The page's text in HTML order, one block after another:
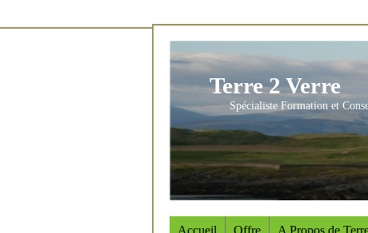
Terre 2 Verre
Spécialiste Formation et